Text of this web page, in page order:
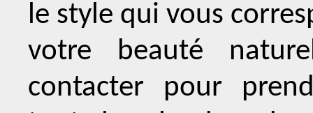
le style qui vous
votre beauté
contacter pour